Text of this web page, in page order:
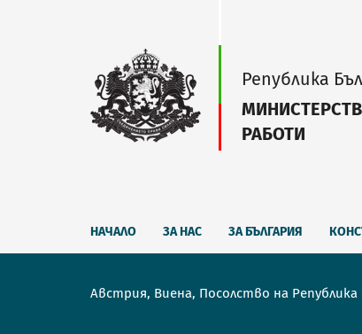
Република
РАБОТИ
НАЧАЛО ЗА НАС ЗА БЪЛГАРИЯ
Австрия, Виена, Посолство на Република